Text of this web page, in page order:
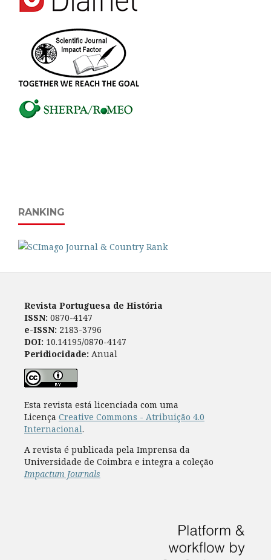
RANKING
Revista Portuguesa de História
ISSN: 0870-4147
e-ISSN: 2183-3796
DOI: 10.14195/0870-4147
Peridiocidade: Anual
Esta revista está licenciada com uma
Licença Creative Commons - Atribuição 4.0
Internacional.
A revista é publicada pela Imprensa da
Universidade de Coimbra e integra a coleção
Impactum Journals